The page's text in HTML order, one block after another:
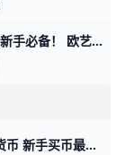
欧艺APP注册全攻略：3分钟速成新手必备！ 欧艺APP注册过程简单快速，通常只需几分钟就能完成。基本需要手机号或邮箱地址作为账号，比如用你的常用手机号“138XXXXXXX”或“”来注册，还得设置一个强密码，包含大小写字母、数字和符号，例如“Abc123!@#”。这些信息能帮你快速创建账户并接收验证码验证。
新手买币指南：第一次购买加密货币 新手买币最重要的是先把流程想清楚：先选一个安全、口碑较好的交易所，再注册账号、完成身份验证、充值法币，最后下第一笔订单。比如你可以先用 100 美元或等值资金试买主流币种，这样既能熟悉操作，也能把风险控制在较低水平。